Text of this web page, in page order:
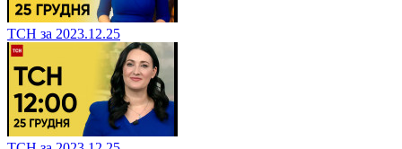
ТСН за 2023.12.25